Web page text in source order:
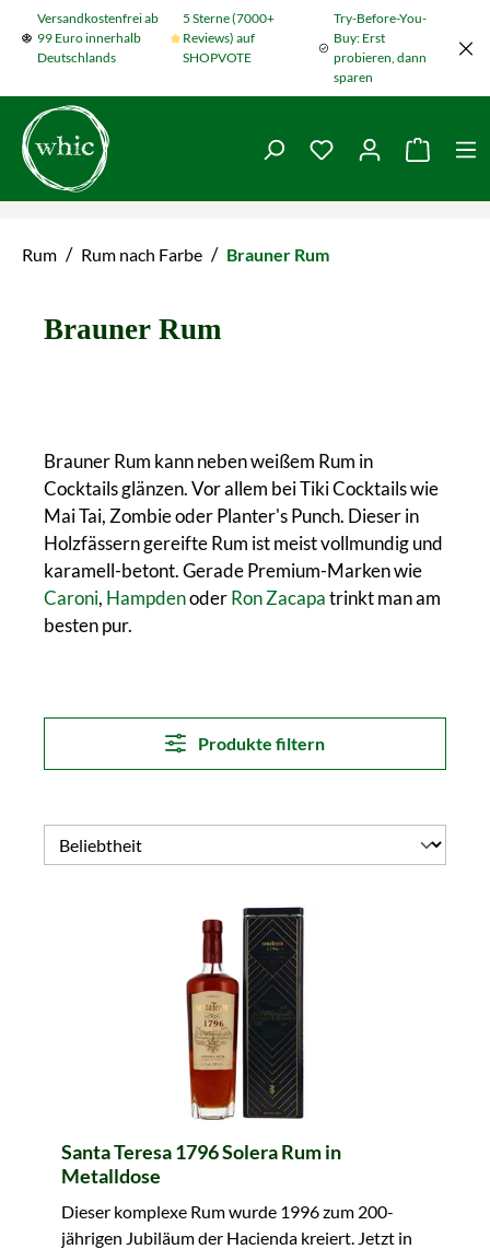
Zum Hauptinhalt springen
Versandkostenfrei ab
99 Euro innerhalb
Deutschlands
5 Sterne (7000+
Reviews) auf
SHOPVOTE
Try-Before-You-
Buy: Erst
probieren, dann
sparen
Du hast 0
Rum / Rum nach Farbe / Brauner Rum
Brauner Rum
Brauner Rum kann neben weißem Rum in
Cocktails glänzen. Vor allem bei Tiki Cocktails wie
Mai Tai, Zombie oder Planter's Punch. Dieser in
Holzfässern gereifte Rum ist meist vollmundig und
karamell-betont. Gerade Premium-Marken wie
Caroni, HampdenoderRon Zacapatrinkt man am
besten pur.
Produkte filtern
Santa Teresa 1796 Solera Rum in
Metalldose
Dieser komplexe Rum wurde 1996 zum 200-
jährigen Jubiläum der Hacienda kreiert. Jetzt in